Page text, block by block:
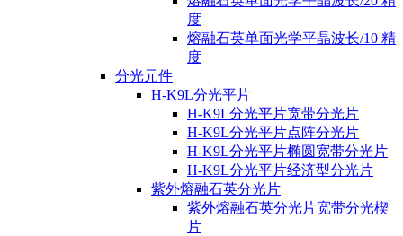
度
熔融石英单面光学平晶波长/10 精
度
分光元件
H-K9L分光平片
H-K9L分光平片宽带分光片
H-K9L分光平片点阵分光片
H-K9L分光平片椭圆宽带分光片
H-K9L分光平片经济型分光片
紫外熔融石英分光片
紫外熔融石英分光片宽带分光楔
片